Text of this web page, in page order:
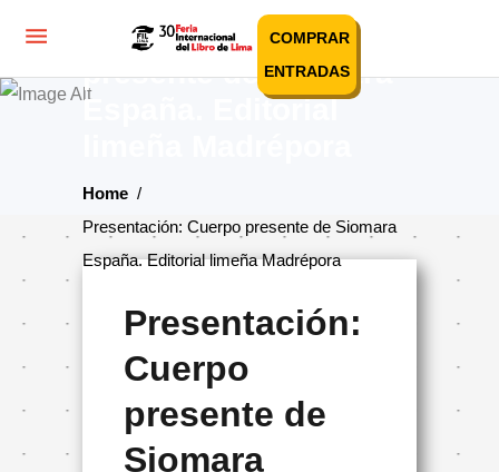
COMPRAR
ENTRADAS
Presentación: Cuerpo
presente de Siomara
España. Editorial
Home /
Presentación: Cuerpo presente de Siomara
España. Editorial limeña Madrépora
Presentación:
Cuerpo
presente de
Siomara